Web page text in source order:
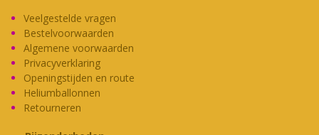
Veelgestelde vragen
Bestelvoorwaarden
Algemene voorwaarden
Privacyverklaring
Openingstijden en route
Heliumballonnen
Retourneren